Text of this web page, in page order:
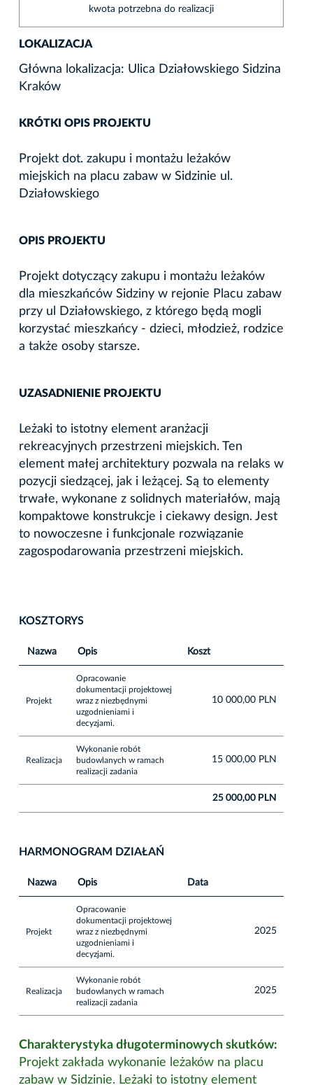
kwota potrzebna do realizacji
LOKALIZACJA
Główna lokalizacja: Ulica Działowskiego Sidzina
Kraków
KRÓTKI OPIS PROJEKTU
Projekt dot. zakupu i montażu leżaków
miejskich na placu zabaw w Sidzinie ul.
Działowskiego
OPIS PROJEKTU
Projekt dotyczący zakupu i montażu leżaków
dla mieszkańców Sidziny w rejonie Placu zabaw
przy ul Działowskiego, z którego będą mogli
korzystać mieszkańcy - dzieci, młodzież, rodzice
a także osoby starsze.
UZASADNIENIE PROJEKTU
Leżaki to istotny element aranżacji
rekreacyjnych przestrzeni miejskich. Ten
element małej architektury pozwala na relaks w
pozycji siedzącej, jak i leżącej. Są to elementy
trwałe, wykonane z solidnych materiałów, mają
kompaktowe konstrukcje i ciekawy design. Jest
to nowoczesne i funkcjonale rozwiązanie
zagospodarowania przestrzeni miejskich.
KOSZTORYS
Nazwa Opis Koszt
Projekt
Opracowanie
dokumentacji projektowej
wraz z niezbędnymi
uzgodnieniami i
decyzjami.
10 000,00 PLN
Realizacja
Wykonanie robót
budowlanych w ramach
realizacji zadania
15 000,00 PLN
25 000,00 PLN
HARMONOGRAM DZIAŁAŃ
Nazwa Opis Data
Projekt
Opracowanie
dokumentacji projektowej
wraz z niezbędnymi
uzgodnieniami i
decyzjami.
2025
Realizacja
Wykonanie robót
budowlanych w ramach
realizacji zadania
2025
Charakterystyka długoterminowych skutków:
Projekt zakłada wykonanie leżaków na placu
zabaw w Sidzinie. Leżaki to istotny element